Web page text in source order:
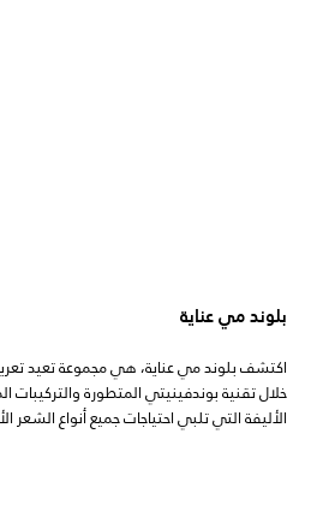
بلوند مي عناية
اكتشف بلوند مي عناية، هي مجموعة تعيد
خلال تقنية بوندفينيتي المتطورة والتركيبات
الأليفة التي تلبي احتياجات جميع أنواع الشعر